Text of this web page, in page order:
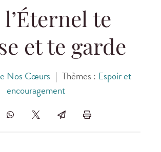
l’Éternel te
et te garde
Nos Cœurs | Thèmes : Espoir et
encouragement